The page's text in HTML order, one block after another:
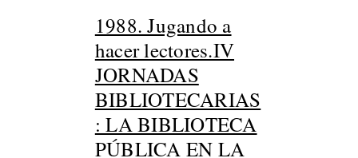
1988. Jugando a
hacer lectores.IV
JORNADAS
BIBLIOTECARIAS
: LA BIBLIOTECA
PÚBLICA EN LA